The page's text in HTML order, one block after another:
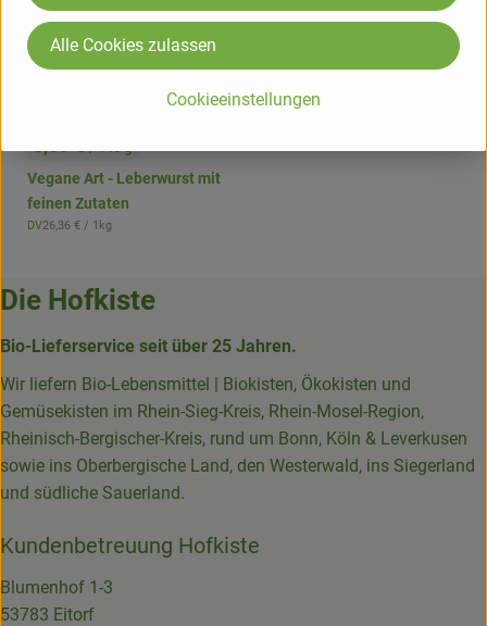
, Preis:
3,69 €/ 140 g
Vegane Art - Leberwurst mit
feinen Zutaten
, Herkunft:
DV, Referenzpreis:
26,36 € / 1kg
Produkt zum Warenkorb hinzufügen
Die Hofkiste
Bio-Lieferservice seit über 25 Jahren.
Wir liefern Bio-Lebensmittel | Biokisten, Ökokisten und
Gemüsekisten im Rhein-Sieg-Kreis, Rhein-Mosel-Region,
Rheinisch-Bergischer-Kreis, rund um Bonn, Köln & Leverkusen
sowie ins Oberbergische Land, den Westerwald, ins Siegerland
und südliche Sauerland.
Kundenbetreuung Hofkiste
Blumenhof 1-3
53783 Eitorf
Cookieeinstellungen
Alle Cookies zulassen